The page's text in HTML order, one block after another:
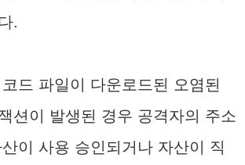
.
드 파일이 다운로드된 오염된
션이 발생된 경우 공격자의 주소
이 사용 승인되거나 자산이 직